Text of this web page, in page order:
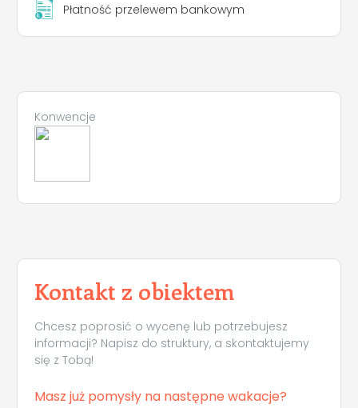
Płatność przelewem bankowym
Konwencje
Kontakt z obiektem
Chcesz poprosić o wycenę lub potrzebujesz
informacji? Napisz do struktury, a skontaktujemy
się z Tobą!
Masz już pomysły na następne wakacje?
Leaflet